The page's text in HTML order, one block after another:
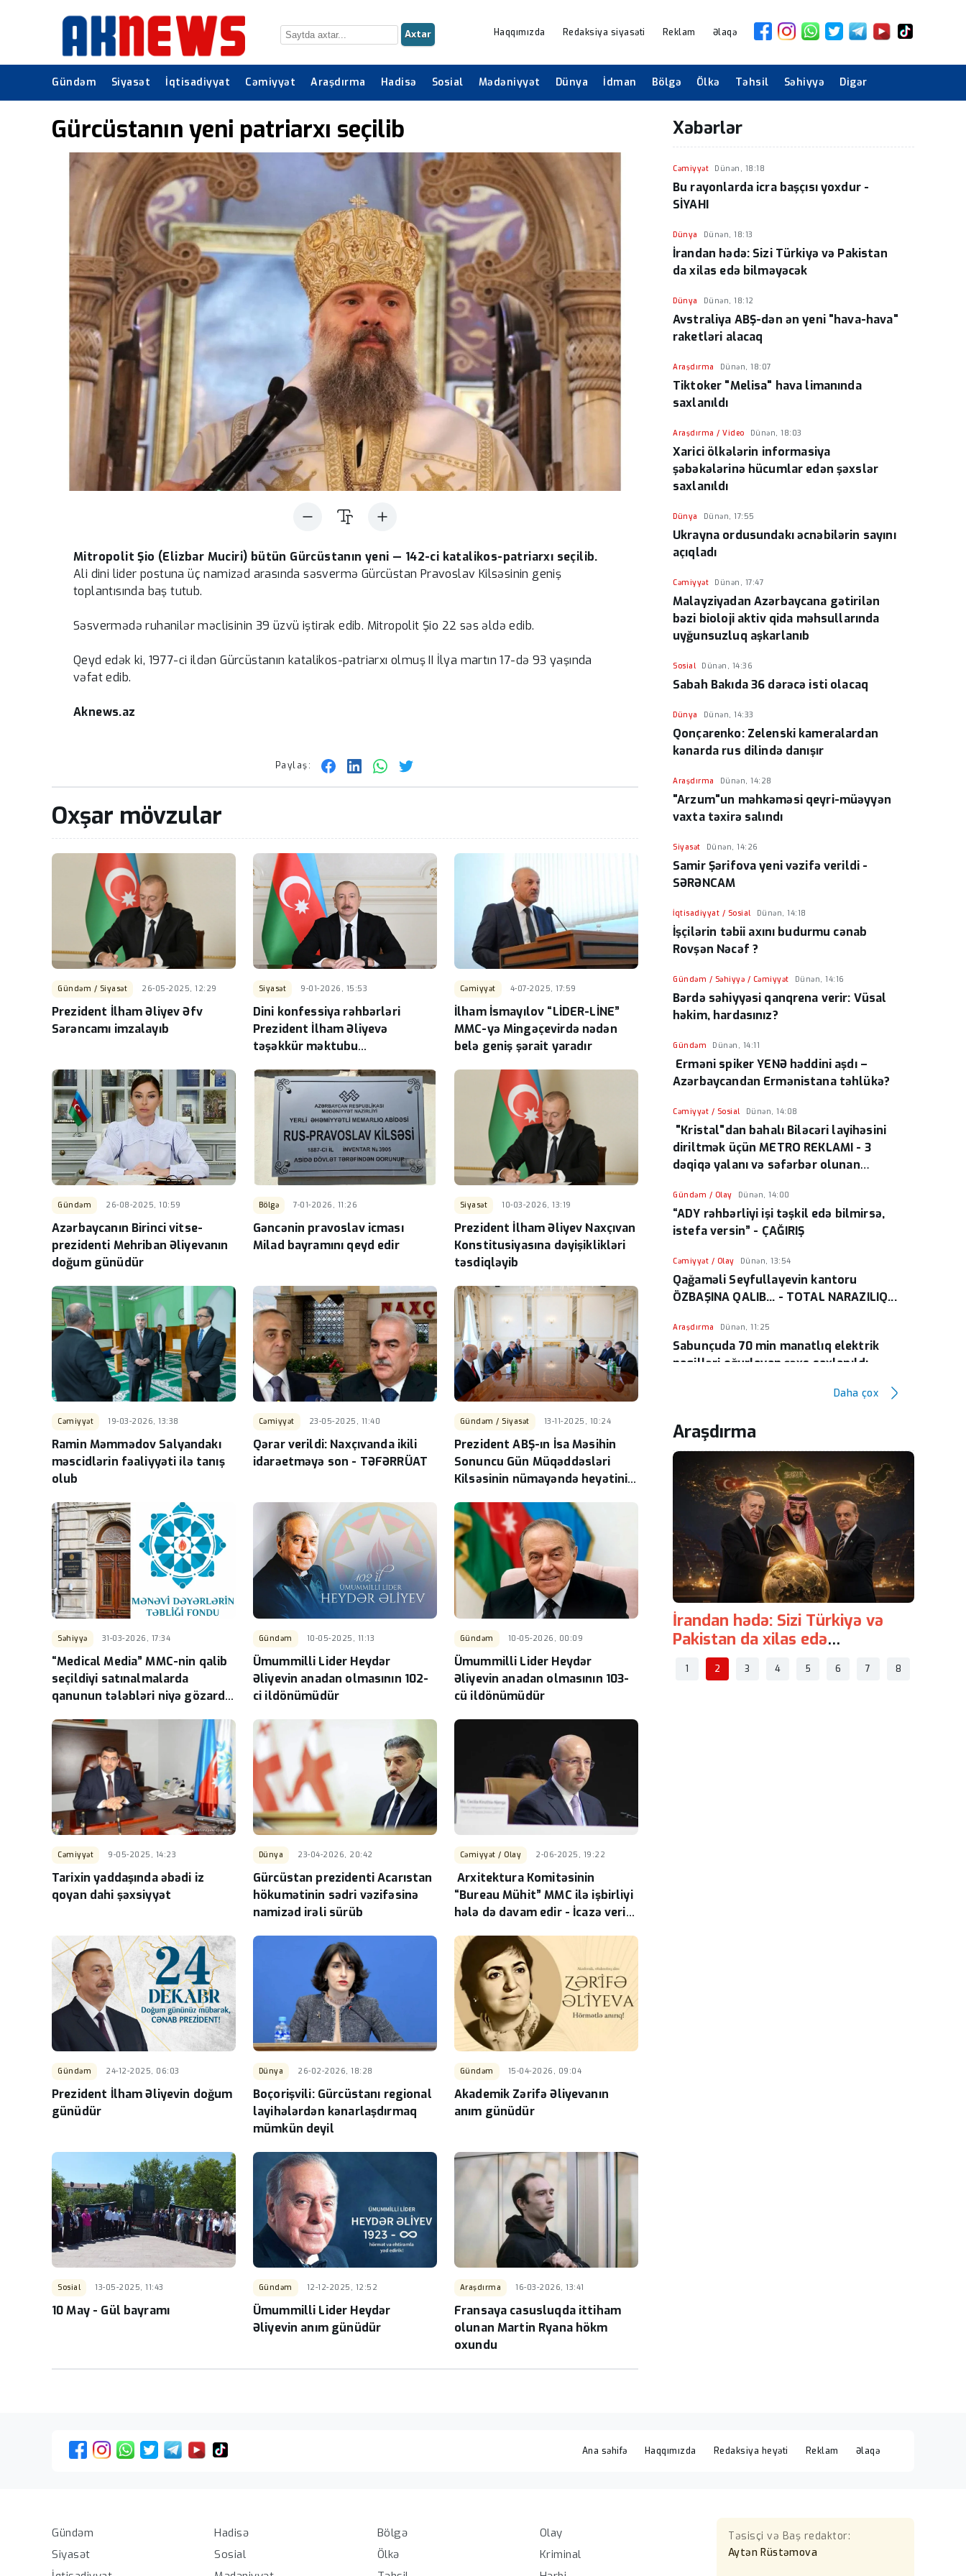
Axtar Haqqımızda Redaksiya siyasəti Reklam Əlaqə
Gündəm Siyasət İqtisadiyyat Cəmiyyət Araşdırma Hadisə Sosial Mədəniyyət Dünya İdman Bölgə Ölkə Təhsil Səhiyyə Digər
Gürcüstanın yeni patriarxı seçilib
Mitropolit Şio (Elizbar Muciri) bütün Gürcüstanın yeni — 142-ci katalikos-patriarxı seçilib.
Ali dini lider postuna üç namizəd arasında səsvermə Gürcüstan Pravoslav Kilsəsinin geniş
toplantısında baş tutub.
Səsvermədə ruhanilər məclisinin 39 üzvü iştirak edib. Mitropolit Şio 22 səs əldə edib.
Qeyd edək ki, 1977-ci ildən Gürcüstanın katalikos-patriarxı olmuş II İlya martın 17-də 93 yaşında
vəfat edib.
Aknews.az
Paylaş:
Oxşar mövzular
Gündəm / Siyasət 26-05-2025, 12:29
Prezident İlham Əliyev Əfv
Sərəncamı imzalayıb
Siyasət 9-01-2026, 15:53
Dini konfessiya rəhbərləri
Prezident İlham Əliyevə
təşəkkür məktubu
Cəmiyyət 4-07-2025, 17:59
İlham İsmayılov “LİDER-LİNE”
MMC-yə Mingəçevirdə nədən
belə geniş şərait yaradır
Gündəm 26-08-2025, 10:59
Azərbaycanın Birinci vitse-
prezidenti Mehriban Əliyevanın
doğum günüdür
Bölgə 7-01-2026, 11:26
Gəncənin pravoslav icması
Milad bayramını qeyd edir
Siyasət 10-03-2026, 13:19
Prezident İlham Əliyev Naxçıvan
Konstitusiyasına dəyişiklikləri
təsdiqləyib
Cəmiyyət 19-03-2026, 13:38
Ramin Məmmədov Salyandakı
məscidlərin fəaliyyəti ilə tanış
olub
Cəmiyyət 23-05-2025, 11:40
Qərar verildi: Naxçıvanda ikili
idarəetməyə son - TƏFƏRRÜAT
Gündəm / Siyasət 13-11-2025, 10:24
Prezident ABŞ-ın İsa Məsihin
Sonuncu Gün Müqəddəsləri
Kilsəsinin nümayəndə heyətini
Səhiyyə 31-03-2026, 17:34
“Medical Media” MMC-nin qalib
seçildiyi satınalmalarda
qanunun tələbləri niyə gözardı
Gündəm 10-05-2025, 11:13
Ümummilli Lider Heydər
Əliyevin anadan olmasının 102-
ci ildönümüdür
Gündəm 10-05-2026, 00:09
Ümummilli Lider Heydər
Əliyevin anadan olmasının 103-
cü ildönümüdür
Cəmiyyət 9-05-2025, 14:23
Tarixin yaddaşında əbədi iz
qoyan dahi şəxsiyyət
Dünya 23-04-2026, 20:42
Gürcüstan prezidenti Acarıstan
hökumətinin sədri vəzifəsinə
namizəd irəli sürüb
Cəmiyyət / Olay 2-06-2025, 19:22
Arxitektura Komitəsinin
“Bureau Mühit” MMC ilə işbirliyi
hələ də davam edir - İcazə verin
Gündəm 24-12-2025, 06:03
Prezident İlham Əliyevin doğum
günüdür
Dünya 26-02-2026, 18:28
Boçorişvili: Gürcüstanı regional
layihələrdən kənarlaşdırmaq
mümkün deyil
Gündəm 15-04-2026, 09:04
Akademik Zərifə Əliyevanın
anım günüdür
Sosial 13-05-2025, 11:43
10 May - Gül bayramı
Gündəm 12-12-2025, 12:52
Ümummilli Lider Heydər
Əliyevin anım günüdür
Araşdırma 16-03-2026, 13:41
Fransaya casusluqda ittiham
olunan Martin Ryana hökm
oxundu
Xəbərlər
Cəmiyyət Dünən, 18:18
Bu rayonlarda icra başçısı yoxdur -
SİYAHI
Dünya Dünən, 18:13
İrandan hədə: Sizi Türkiyə və Pakistan
da xilas edə bilməyəcək
Dünya Dünən, 18:12
Avstraliya ABŞ-dən ən yeni "hava-hava"
raketləri alacaq
Araşdırma Dünən, 18:07
Tiktoker "Melisa" hava limanında
saxlanıldı
Araşdırma / Video Dünən, 18:03
Xarici ölkələrin informasiya
şəbəkələrinə hücumlar edən şəxslər
saxlanıldı
Dünya Dünən, 17:55
Ukrayna ordusundakı əcnəbilərin sayını
açıqladı
Cəmiyyət Dünən, 17:47
Malayziyadan Azərbaycana gətirilən
bəzi bioloji aktiv qida məhsullarında
uyğunsuzluq aşkarlanıb
Sosial Dünən, 14:36
Sabah Bakıda 36 dərəcə isti olacaq
Dünya Dünən, 14:33
Qonçarenko: Zelenski kameralardan
kənarda rus dilində danışır
Araşdırma Dünən, 14:28
"Arzum"un məhkəməsi qeyri-müəyyən
vaxta təxirə salındı
Siyasət Dünən, 14:26
Samir Şərifova yeni vəzifə verildi -
SƏRƏNCAM
İqtisadiyyat / Sosial Dünən, 14:18
İşçilərin təbii axını budurmu cənab
Rovşən Nəcəf ?
Gündəm / Səhiyyə / Cəmiyyət Dünən, 14:16
Bərdə səhiyyəsi qanqrena verir: Vüsal
həkim, hardasınız?
Gündəm Dünən, 14:11
Erməni spiker YENƏ həddini aşdı –
Azərbaycandan Ermənistana təhlükə?
Cəmiyyət / Sosial Dünən, 14:08
"Kristal"dan bahalı Biləcəri layihəsini
diriltmək üçün METRO REKLAMI - 3
dəqiqə yalanı və səfərbər olunan
Gündəm / Olay Dünən, 14:00
“ADY rəhbərliyi işi təşkil edə bilmirsə,
istefa versin” - ÇAĞIRIŞ
Cəmiyyət / Olay Dünən, 13:54
Qağaməli Seyfullayevin kantoru
ÖZBAŞINA QALIB... - TOTAL NARAZILIQ...
Araşdırma Dünən, 11:25
Sabunçuda 70 min manatlıq elektrik
naqilləri oğurlayan şəxs saxlanıldı
Daha çox
Araşdırma
Sabah Bakıda 36 dərəcə isti
olacaq
Bu rayonlarda icra başçısı
yoxdur -SİYAHI-
İrandan hədə: Sizi Türkiyə və
Pakistan da xilas edə
bilməyəcək
1 2 3 4 5 6 7 8
Ana səhifə Haqqımızda Redaksiya heyəti Reklam Əlaqə
Gündəm
Siyasət
Hadisə
Sosial
Bölgə
Ölkə
Olay
Kriminal
Təsisçi və Baş redaktor:
Aytən Rüstəmova